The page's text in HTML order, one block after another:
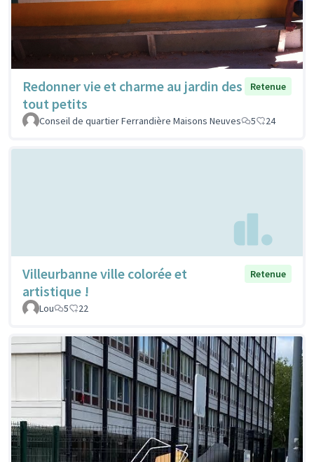
Redonner vie et charme au jardin des
tout petits
Retenue
Conseil de quartier Ferrandière Maisons Neuves 5 24
Villeurbanne ville colorée et
artistique !
Retenue
Lou 5 22